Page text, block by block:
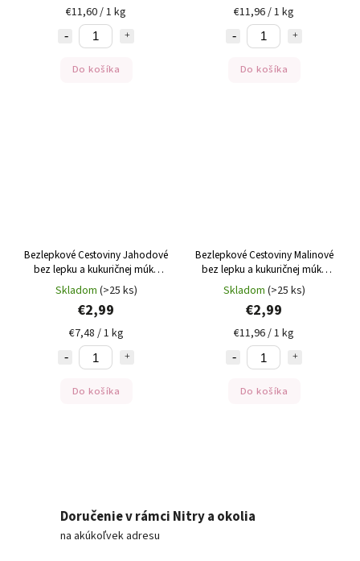
€11,60 / 1 kg
Do košíka
€11,96 / 1 kg
Do košíka
Bezlepkové Cestoviny Jahodové
bez lepku a kukuričnej múky
Gutini 250g
Skladom (>25 ks)
€2,99
€7,48 / 1 kg
Do košíka
Bezlepkové Cestoviny Malinové
bez lepku a kukuričnej múky
Gutini 250g
Skladom (>25 ks)
€2,99
€11,96 / 1 kg
Do košíka
Doručenie v rámci Nitry a okolia
na akúkoľvek adresu